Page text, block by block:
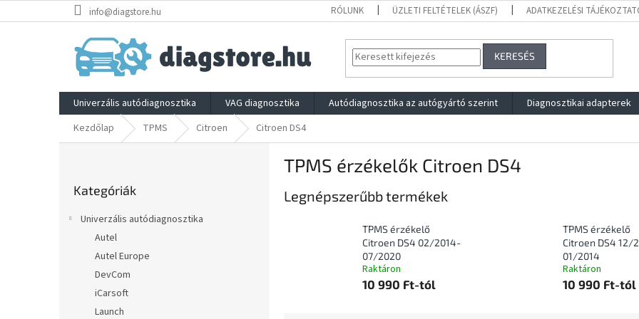
a
info@diagstore.hu RÓLUNK ÜZLETI FELTÉTELEK (ÁSZF) ADATKEZELÉSI
KERESÉS
Univerzális autódiagnosztika VAG diagnosztika Autódiagnosztika az autógyártó szerint Diagnosztikai adapterek
Kezdőlap
TPMS Citroen Citroen DS4
átugrása
Kategóriák
Univerzális autódiagnosztika
Autel
Autel Europe
DevCom
iCarsoft
Launch
TPMS érzékelők Citroen DS4
Legnépszerűbb termékek
TPMS érzékelő
Citroen DS4 02/2014-
07/2020
Raktáron
10 990 Ft-tól
TPMS érzékelő
Citroen DS4 12/
01/2014
Raktáron
10 990 Ft-tól